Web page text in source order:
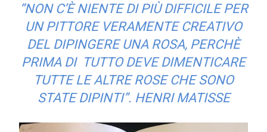
“NON C’È NIENTE DI PIÙ DIFFICILE PER
UN PITTORE VERAMENTE CREATIVO
DEL DIPINGERE UNA ROSA, PERCHÈ
PRIMA DI TUTTO DEVE DIMENTICARE
TUTTE LE ALTRE ROSE CHE SONO
STATE DIPINTI”. HENRI MATISSE